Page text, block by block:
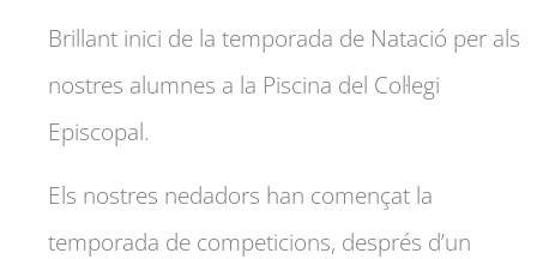
Brillant inici de la temporada de Natació per als
nostres alumnes a la Piscina del Col·legi
Episcopal.
Els nostres nedadors han començat la
temporada de competicions, després d’un